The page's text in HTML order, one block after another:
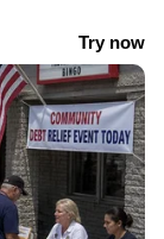
ഒരു
ശേഷം